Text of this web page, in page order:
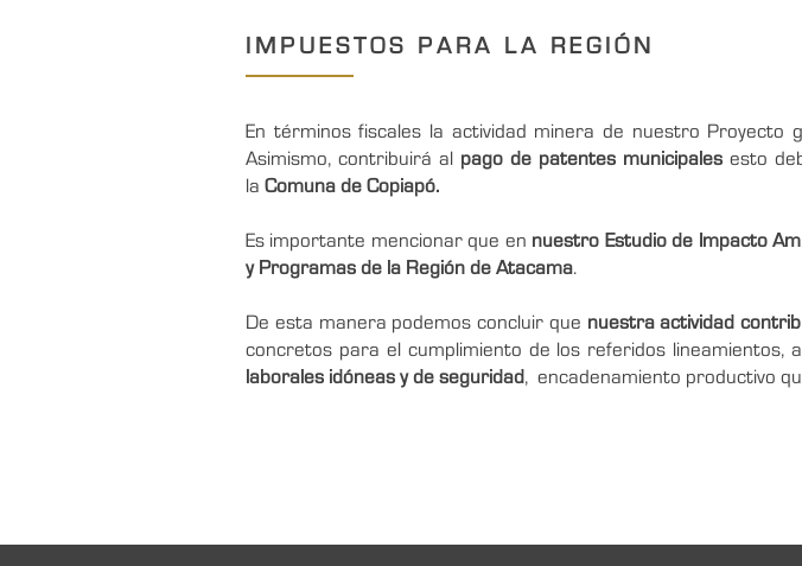
IMPUESTOS PARA LA REGIÓN
En términos fiscales la actividad minera de nuestro Proyecto
Asimismo, contribuirá al pago de patentes municipales esto
la Comuna de Copiapó.
Es importante mencionar que en nuestro Estudio de Impacto
y Programas de la Región de Atacama.
De esta manera podemos concluir que nuestra actividad
concretos para el cumplimiento de los referidos lineamientos,
laborales idóneas y de seguridad, encadenamiento productivo